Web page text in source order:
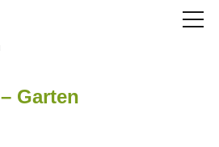
uns
Garten